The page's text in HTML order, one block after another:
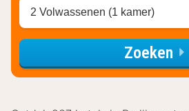
2 Volwassenen (1 kamer)
Zoeken